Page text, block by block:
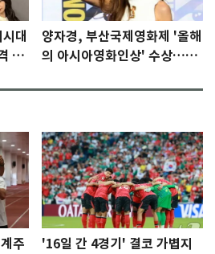
대
[N
양자경, 부산국제영화제 '올해
의 아시아영화인상' 수상…15
주
'16일 간 4경기' 결코 가볍지